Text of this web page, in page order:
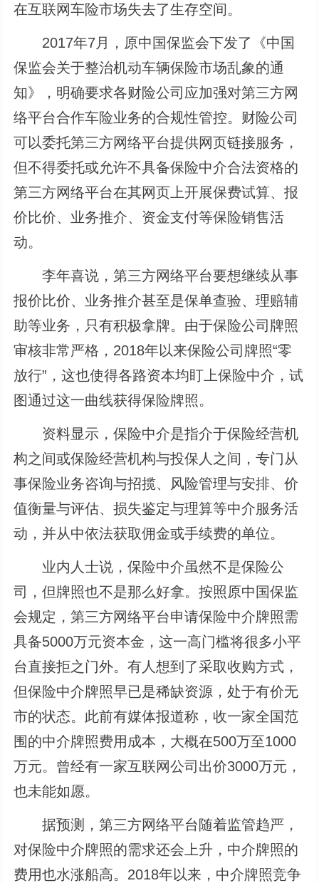
在互联网车险市场失去了生存空间。
2017年7月，原中国保监会下发了《中国
保监会关于整治机动车辆保险市场乱象的通
知》，明确要求各财险公司应加强对第三方网
络平台合作车险业务的合规性管控。财险公司
可以委托第三方网络平台提供网页链接服务，
但不得委托或允许不具备保险中介合法资格的
第三方网络平台在其网页上开展保费试算、报
价比价、业务推介、资金支付等保险销售活
动。
李年喜说，第三方网络平台要想继续从事
报价比价、业务推介甚至是保单查验、理赔辅
助等业务，只有积极拿牌。由于保险公司牌照
审核非常严格，2018年以来保险公司牌照“零
放行”，这也使得各路资本均盯上保险中介，试
图通过这一曲线获得保险牌照。
资料显示，保险中介是指介于保险经营机
构之间或保险经营机构与投保人之间，专门从
事保险业务咨询与招揽、风险管理与安排、价
值衡量与评估、损失鉴定与理算等中介服务活
动，并从中依法获取佣金或手续费的单位。
业内人士说，保险中介虽然不是保险公
司，但牌照也不是那么好拿。按照原中国保监
会规定，第三方网络平台申请保险中介牌照需
具备5000万元资本金，这一高门槛将很多小平
台直接拒之门外。有人想到了采取收购方式，
但保险中介牌照早已是稀缺资源，处于有价无
市的状态。此前有媒体报道称，收一家全国范
围的中介牌照费用成本，大概在500万至1000
万元。曾经有一家互联网公司出价3000万元，
也未能如愿。
据预测，第三方网络平台随着监管趋严，
对保险中介牌照的需求还会上升，中介牌照的
费用也水涨船高。2018年以来，中介牌照竞争